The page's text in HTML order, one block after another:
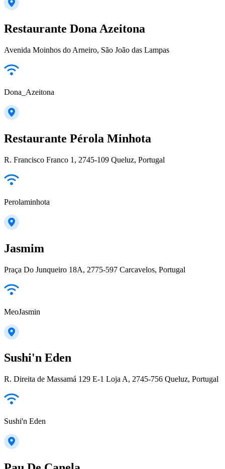
Restaurante Dona Azeitona
Avenida Moinhos do Arneiro, São João das Lampas
Dona_Azeitona
Restaurante Pérola Minhota
R. Francisco Franco 1, 2745-109 Queluz, Portugal
Perolaminhota
Jasmim
Praça Do Junqueiro 18A, 2775-597 Carcavelos, Portugal
MeoJasmin
Sushi'n Eden
R. Direita de Massamá 129 E-1 Loja A, 2745-756 Queluz, Portugal
Sushi'n Eden